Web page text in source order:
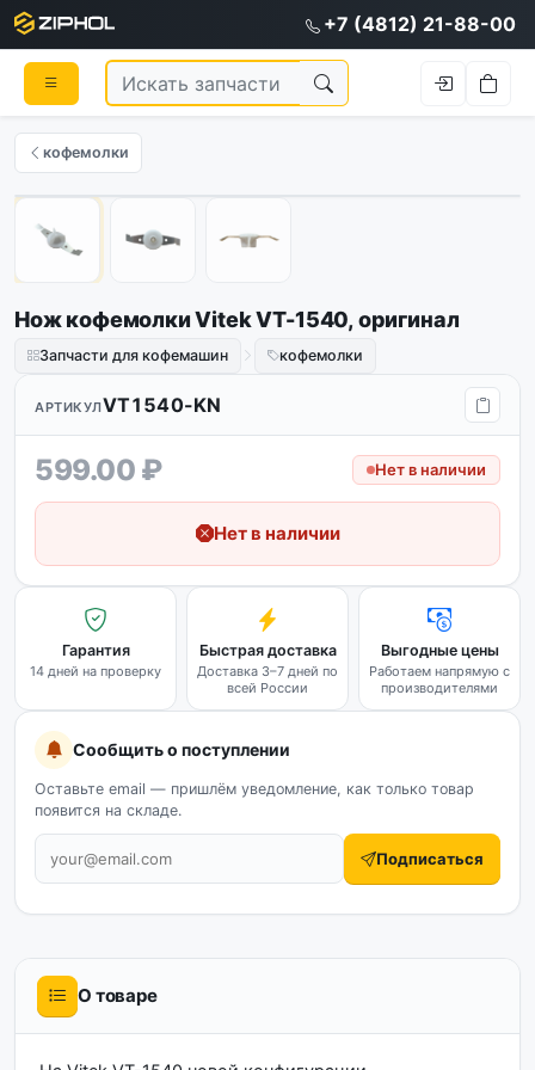
+7 (4812) 21-88-00
кофемолки
Нож кофемолки Vitek VT-1540, оригинал
Запчасти для кофемашин кофемолки
АРТИКУЛVT1540-KN
599.00 ₽ Нет в наличии
Нет в наличии
Гарантия
14 дней на проверку
Быстрая доставка
Доставка 3–7 дней по
всей России
Выгодные цены
Работаем напрямую с
производителями
Сообщить о поступлении
Оставьте email — пришлём уведомление, как только товар
появится на складе.
Подписаться
О товаре